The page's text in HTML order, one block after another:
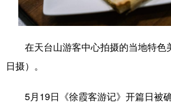
食品 人居 信息
在天台山游客中心拍摄的当地特色
日摄）。
5月19日《徐霞客游记》开篇日被确